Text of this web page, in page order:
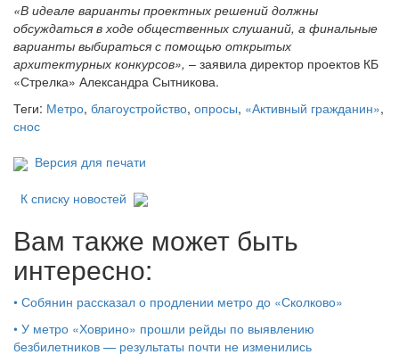
«В идеале варианты проектных решений должны
обсуждаться в ходе общественных слушаний, а финальные
варианты выбираться с помощью открытых
архитектурных конкурсов», – заявила директор проектов КБ
«Стрелка» Александра Сытникова.
Теги: Метро, благоустройство, опросы, «Активный гражданин»,
снос
Версия для печати
К списку новостей
Вам также может быть
интересно:
• Собянин рассказал о продлении метро до «Сколково»
• У метро «Ховрино» прошли рейды по выявлению
безбилетников — результаты почти не изменились